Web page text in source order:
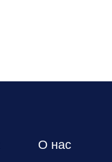
О нас